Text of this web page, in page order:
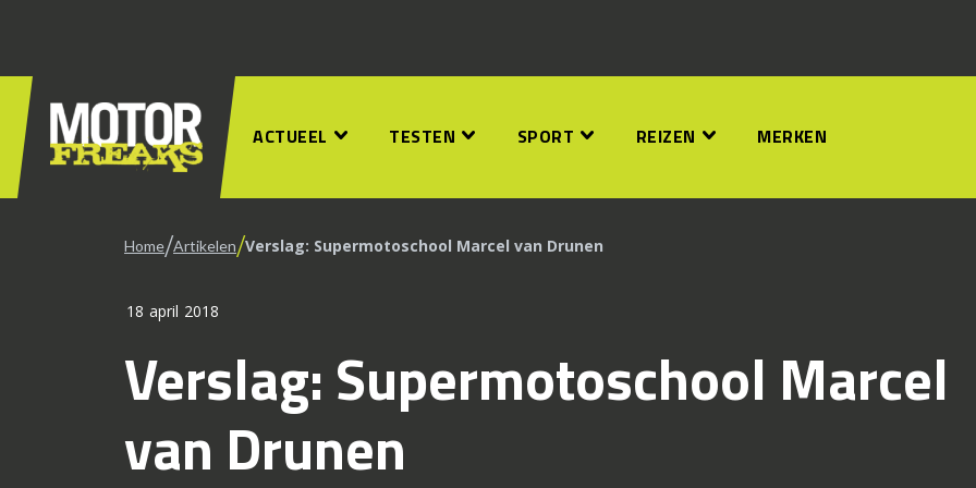
ACTUEEL TESTEN SPORT REIZEN MERKEN
Home/Artikelen/Verslag: Supermotoschool Marcel van Drunen
18 april 2018
Verslag: Supermotoschool Marcel
van Drunen